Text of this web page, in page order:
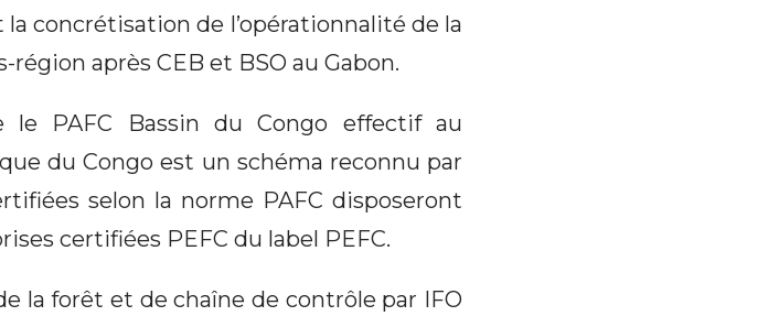
concrétisation de l’opérationnalité de la
après CEB et BSO au Gabon.
PAFC Bassin du Congo effectif au
du Congo est un schéma reconnu par
selon la norme PAFC disposeront
certifiées PEFC du label PEFC.
la forêt et de chaîne de contrôle par IFO